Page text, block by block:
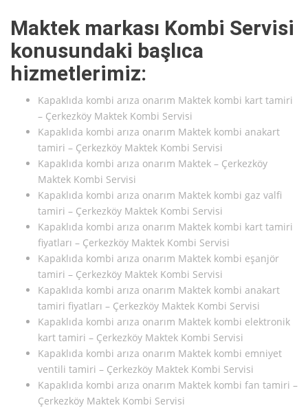
Maktek markası Kombi Servisi
konusundaki başlıca
hizmetlerimiz:
Kapaklıda kombi arıza onarım Maktek kombi kart tamiri
– Çerkezköy Maktek Kombi Servisi
Kapaklıda kombi arıza onarım Maktek kombi anakart
tamiri – Çerkezköy Maktek Kombi Servisi
Kapaklıda kombi arıza onarım Maktek – Çerkezköy
Maktek Kombi Servisi
Kapaklıda kombi arıza onarım Maktek kombi gaz valfi
tamiri – Çerkezköy Maktek Kombi Servisi
Kapaklıda kombi arıza onarım Maktek kombi kart tamiri
fiyatları – Çerkezköy Maktek Kombi Servisi
Kapaklıda kombi arıza onarım Maktek kombi eşanjör
tamiri – Çerkezköy Maktek Kombi Servisi
Kapaklıda kombi arıza onarım Maktek kombi anakart
tamiri fiyatları – Çerkezköy Maktek Kombi Servisi
Kapaklıda kombi arıza onarım Maktek kombi elektronik
kart tamiri – Çerkezköy Maktek Kombi Servisi
Kapaklıda kombi arıza onarım Maktek kombi emniyet
ventili tamiri – Çerkezköy Maktek Kombi Servisi
Kapaklıda kombi arıza onarım Maktek kombi fan tamiri –
Çerkezköy Maktek Kombi Servisi